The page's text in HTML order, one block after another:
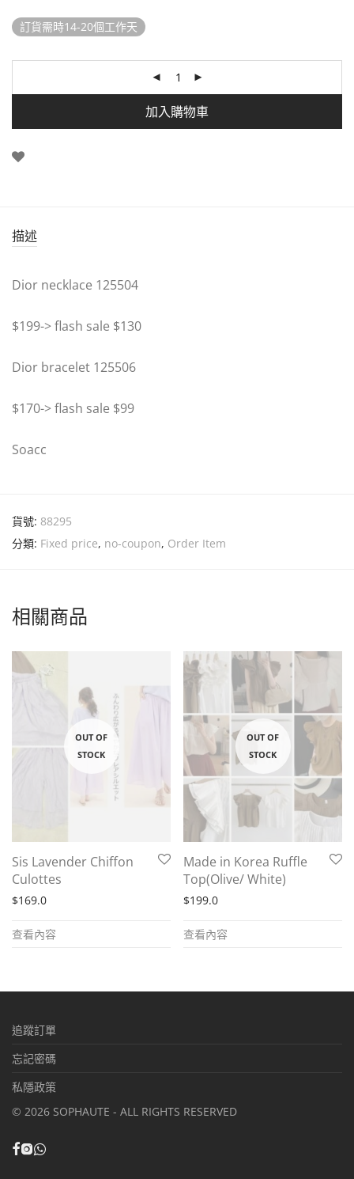
訂貨需時14-20個工作天
加入購物車
描述
Dior necklace 125504
$199-> flash sale $130
Dior bracelet 125506
$170-> flash sale $99
Soacc
貨號: 88295
分類: Fixed price, no-coupon, Order Item
相關商品
Sis Lavender Chiffon
Culottes
$169.0
查看內容
Made in Korea Ruffle
Top(Olive/ White)
$199.0
查看內容
追蹤訂單
忘記密碼
私隱政策
© 2026 SOPHAUTE - ALL RIGHTS RESERVED